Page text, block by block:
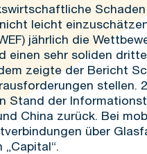
leicht
jährlich die
einen sehr soliden
zeigte der Bericht
stellen.
Stand der
China zurück. Bei
über